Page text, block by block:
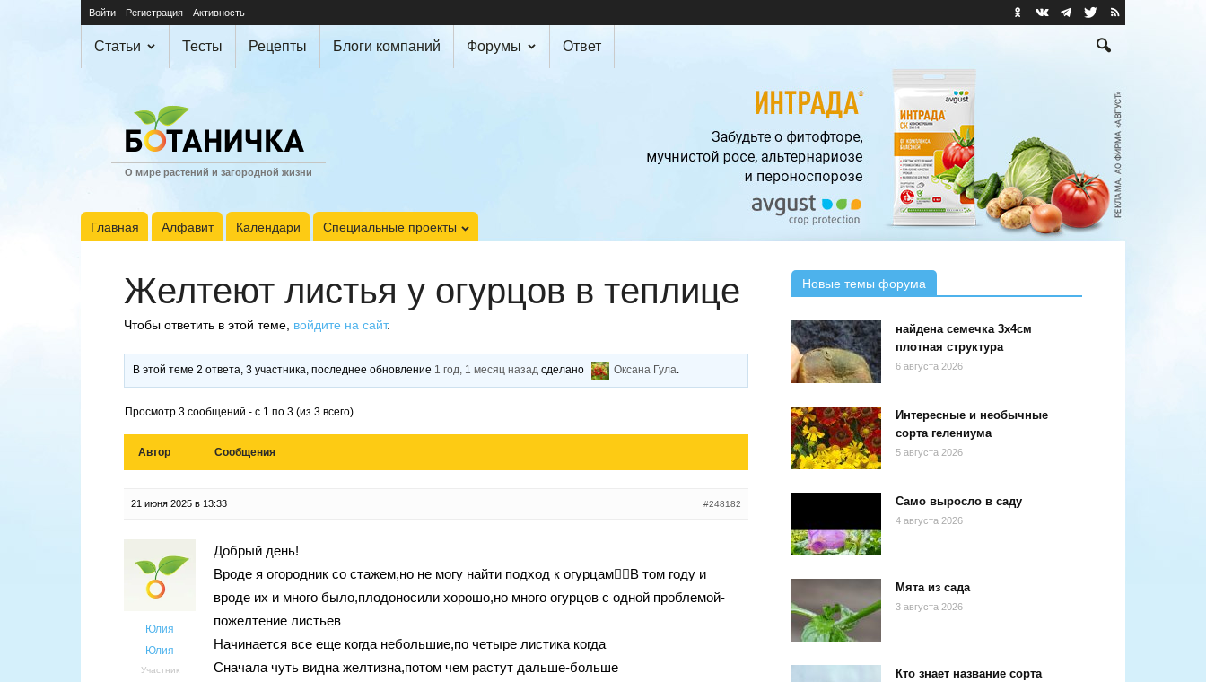
Войти Регистрация Активность
Статьи Тесты Рецепты Блоги компаний Форумы Ответ
О мире растений и загородной жизни
Главная Алфавит Календари Специальные проекты
Желтеют листья у огурцов в теплице
Чтобы ответить в этой теме, войдите на сайт.
В этой теме 2 ответа, 3 участника, последнее обновление 1 год, 1 месяц назад сделано Оксана Гула.
Просмотр 3 сообщений - с 1 по 3 (из 3 всего)
Автор Сообщения
21 июня 2025 в 13:33 #248182
Юлия
Юлия
Участник
Добрый день!
Вроде я огородник со стажем,но не могу найти подход к огурцам🤷‍♀️В том году и
вроде их и много было,плодоносили хорошо,но много огурцов с одной проблемой-
пожелтение листьев
Начинается все еще когда небольшие,по четыре листика когда
Сначала чуть видна желтизна,потом чем растут дальше-больше
Новые темы форума
найдена семечка 3х4см
плотная структура
6 августа 2026
Интересные и необычные
сорта гелениума
5 августа 2026
Само выросло в саду
4 августа 2026
Мята из сада
3 августа 2026
Кто знает название сорта